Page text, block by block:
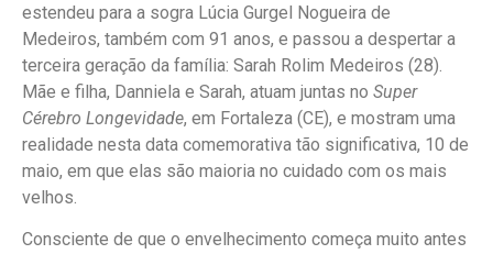
estendeu para a sogra Lúcia Gurgel Nogueira de
Medeiros, também com 91 anos, e passou a despertar a
terceira geração da família: Sarah Rolim Medeiros (28).
Mãe e filha, Danniela e Sarah, atuam juntas no Super
Cérebro Longevidade, em Fortaleza (CE), e mostram uma
realidade nesta data comemorativa tão significativa, 10 de
maio, em que elas são maioria no cuidado com os mais
velhos.
Consciente de que o envelhecimento começa muito antes